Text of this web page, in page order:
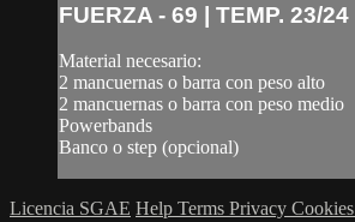
FUERZA - 69 | TEMP. 23/24
Material necesario:
2 mancuernas o barra con peso alto
2 mancuernas o barra con peso medio
Powerbands
Banco o step (opcional)
Licencia SGAE Help Terms Privacy Cookies